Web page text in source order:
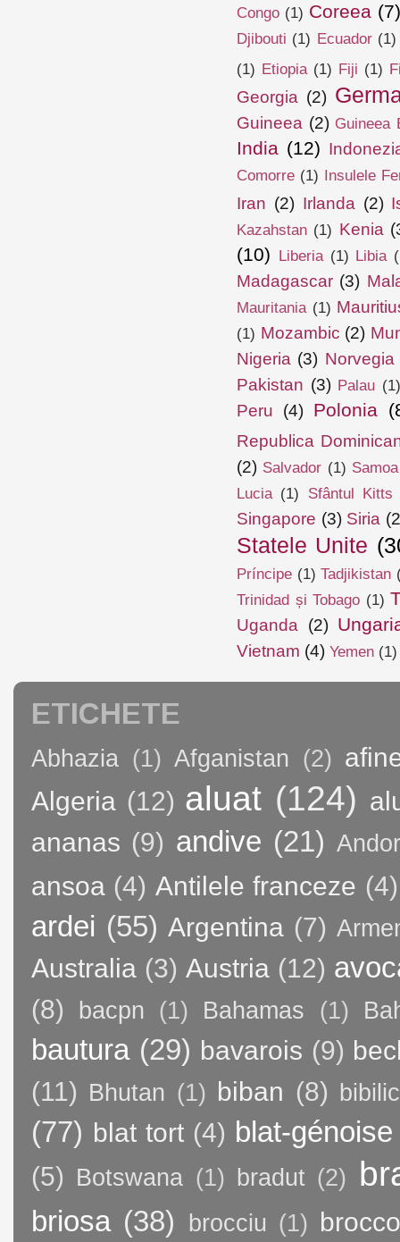
Congo (1) Coreea
Djibouti (1) Ecuador (1)
(1) Etiopia (1) Fiji (1)
Georgia (2)
Guineea (2) Guineea
India (12)
Comorre (1) Insulele
Iran (2) Irlanda (2)
Kazahstan (1) Kenia
(10) Liberia (1) Libia
Madagascar (3)
Mauritania (1)
(1) Mozambic (2)
Nigeria (3) Norvegia
Pakistan (3) Palau (1)
Peru (4) Polonia
Republica
(2) Salvador (1) Samoa
Lucia (1) Sfântul
Singapore (3) Siria
Statele Unite
Príncipe (1) Tadjikistan
Trinidad și Tobago (1)
Uganda (2)
Vietnam (4) Yemen (1)
ETICHETE
Abhazia (1) Afganistan (2)
Algeria (12) aluat (124)
ananas (9) andive (21)
ansoa (4) Antilele franceze (4)
ardei (55) Argentina (7)
Australia (3) Austria (12)
(8) bacpn (1) Bahamas (1)
bautura (29) bavarois (9)
(11) Bhutan (1) biban (8)
(77) blat tort (4) blat-génoise
(5) Botswana (1) bradut (2)
briosa (38) brocciu (1)